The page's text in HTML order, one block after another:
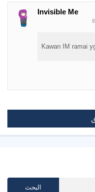
Invisible Me
Kawan IM ramai